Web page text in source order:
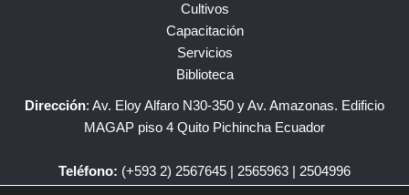
Cultivos
Capacitación
Servicios
Biblioteca
Dirección: Av. Eloy Alfaro N30-350 y Av. Amazonas. Edificio
MAGAP piso 4 Quito Pichincha Ecuador
Teléfono: (+593 2) 2567645 | 2565963 | 2504996